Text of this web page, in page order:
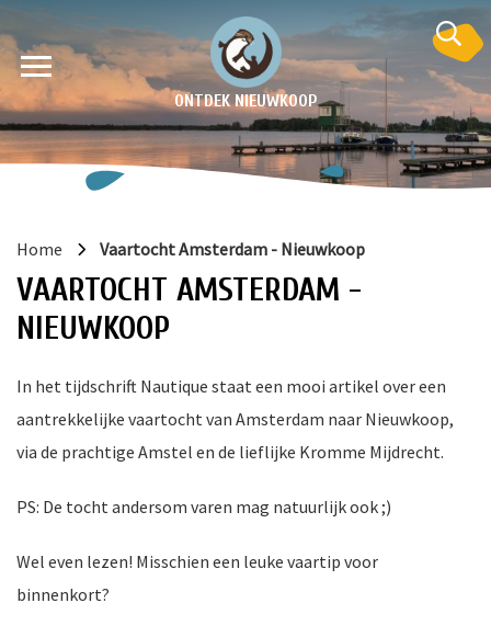
ONTDEK NIEUWKOOP
Home Vaartocht Amsterdam - Nieuwkoop
VAARTOCHT AMSTERDAM -
NIEUWKOOP
In het tijdschrift Nautique staat een mooi artikel over een
aantrekkelijke vaartocht van Amsterdam naar Nieuwkoop,
via de prachtige Amstel en de lieflijke Kromme Mijdrecht.
PS: De tocht andersom varen mag natuurlijk ook ;)
Wel even lezen! Misschien een leuke vaartip voor
binnenkort?